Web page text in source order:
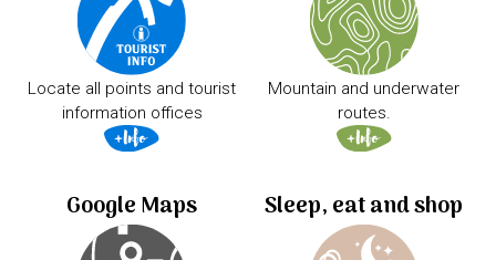
Locate all points and tourist
information offices
Mountain and underwater
routes.
Google Maps Sleep, eat and shop